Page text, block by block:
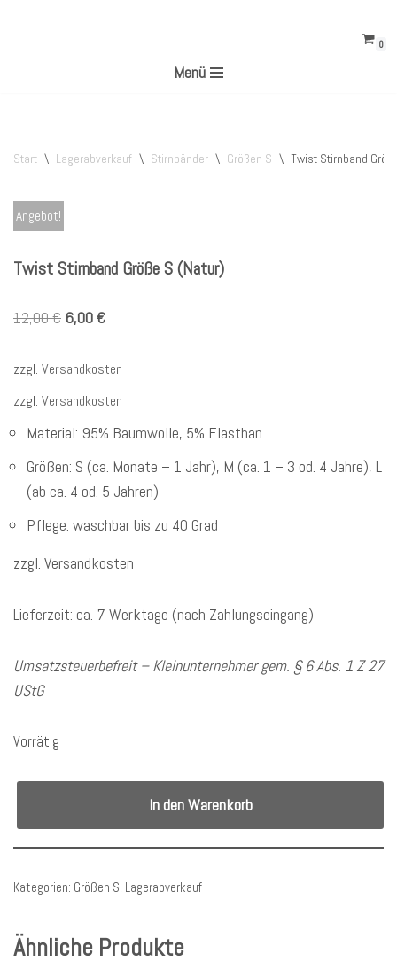
0
Menü
Start \ Lagerabverkauf \ Stirnbänder \ Größen S \ Twist Stirnband
Angebot!
Twist Stirnband Größe S (Natur)
12,00€ 6,00€
zzgl. Versandkosten
zzgl. Versandkosten
Material: 95% Baumwolle, 5% Elasthan
Größen: S (ca. Monate – 1 Jahr), M (ca. 1 – 3 od. 4 Jahre), L
(ab ca. 4 od. 5 Jahren)
Pflege: waschbar bis zu 40 Grad
zzgl. Versandkosten
Lieferzeit: ca. 7 Werktage (nach Zahlungseingang)
Umsatzsteuerbefreit – Kleinunternehmer gem. § 6 Abs. 1 Z 27
UStG
Vorrätig
In den Warenkorb
Kategorien: Größen S, Lagerabverkauf
Ähnliche Produkte